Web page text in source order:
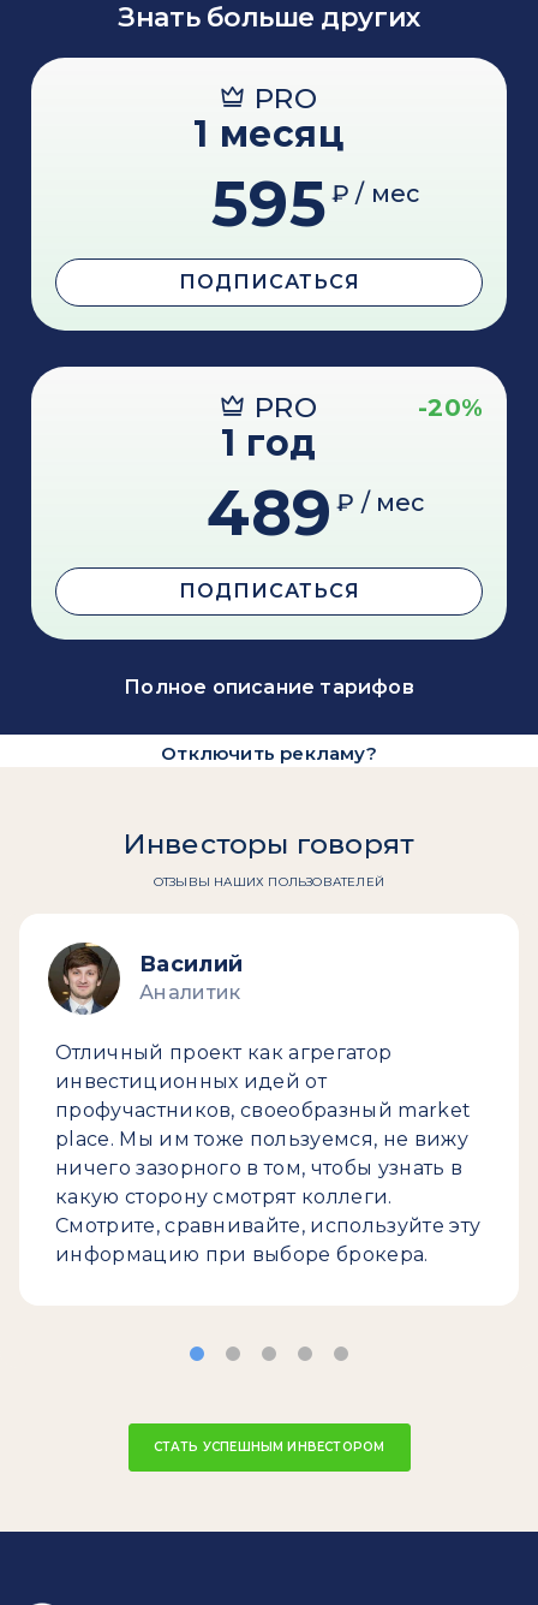
Знать больше других
PRO
1 месяц
595 ₽ / мес
ПОДПИСАТЬСЯ
PRO -20%
1 год
489 ₽ / мес
ПОДПИСАТЬСЯ
Полное описание тарифов
Отключить рекламу?
Инвесторы говорят
ОТЗЫВЫ НАШИХ ПОЛЬЗОВАТЕЛЕЙ
Василий
Аналитик
Отличный проект как агрегатор
инвестиционных идей от
профучастников, своеобразный market
place. Мы им тоже пользуемся, не вижу
ничего зазорного в том, чтобы узнать в
какую сторону смотрят коллеги.
Смотрите, сравнивайте, используйте эту
информацию при выборе брокера.
СТАТЬ УСПЕШНЫМ ИНВЕСТОРОМ